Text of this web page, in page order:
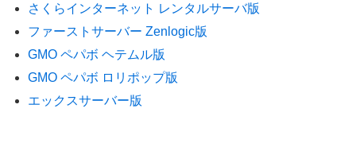
さくらインターネット レンタルサーバ版
ファーストサーバー Zenlogic版
GMO ペパボ ヘテムル版
GMO ペパボ ロリポップ版
エックスサーバー版